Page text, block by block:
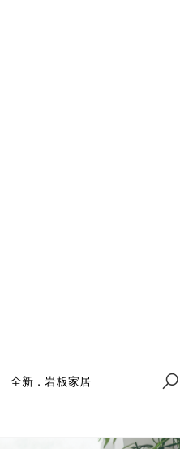
全新．岩板家居